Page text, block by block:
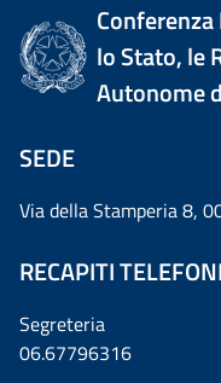
lo Stato, le
Autonome
SEDE
Via della Stamperia 8,
RECAPITI
Segreteria
06.67796316